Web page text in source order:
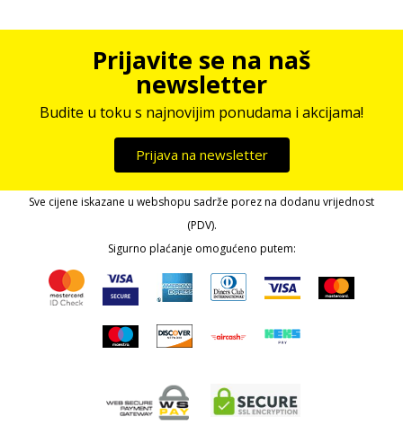
Prijavite se na naš
newsletter
Budite u toku s najnovijim ponudama i akcijama!
Prijava na newsletter
Sve cijene iskazane u webshopu sadrže porez na dodanu vrijednost
(PDV).
Sigurno plaćanje omogućeno putem: